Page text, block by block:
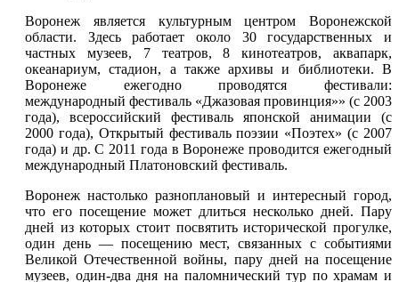
Воронеж является культурным центром Воронежской
области. Здесь работает около 30 государственных и
частных музеев, 7 театров, 8 кинотеатров, аквапарк,
океанариум, стадион, а также архивы и библиотеки. В
Воронеже ежегодно проводятся фестивали:
международный фестиваль «Джазовая провинция»» (с 2003
года), всероссийский фестиваль японской анимации (с
2000 года), Открытый фестиваль поэзии «Поэтех» (с 2007
года) и др. С 2011 года в Воронеже проводится ежегодный
международный Платоновский фестиваль.
Воронеж настолько разноплановый и интересный город,
что его посещение может длиться несколько дней. Пару
дней из которых стоит посвятить исторической прогулке,
один день — посещению мест, связанных с событиями
Великой Отечественной войны, пару дней на посещение
музеев, один-два дня на паломнический тур по храмам и